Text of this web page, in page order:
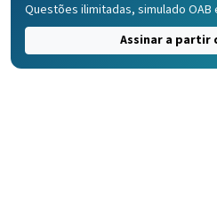
Questões ilimitadas, simulado OAB
Assinar a partir